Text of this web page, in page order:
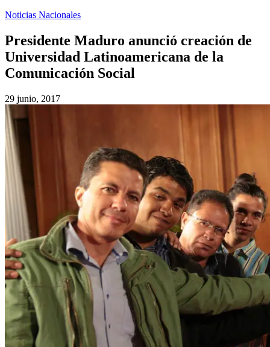
Noticias Nacionales
Presidente Maduro anunció creación de
Universidad Latinoamericana de la
Comunicación Social
29 junio, 2017